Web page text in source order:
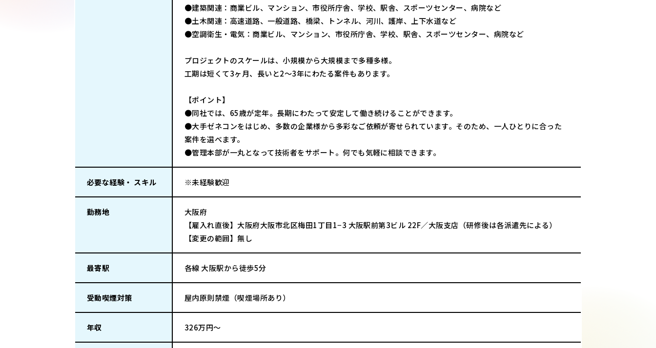
●建築関連：商業ビル、マンション、市役所庁舎、学校、駅舎、スポーツセンター、病院など
●土木関連：高速道路、一般道路、橋梁、トンネル、河川、護岸、上下水道など
●空調衛生・電気：商業ビル、マンション、市役所庁舎、学校、駅舎、スポーツセンター、病院など
プロジェクトのスケールは、小規模から大規模まで多種多様。
工期は短くて3ヶ月、長いと2～3年にわたる案件もあります。
【ポイント】
●同社では、65歳が定年。長期にわたって安定して働き続けることができます。
●大手ゼネコンをはじめ、多数の企業様から多彩なご依頼が寄せられています。そのため、一人ひとりに合った
案件を選べます。
●管理本部が一丸となって技術者をサポート。何でも気軽に相談できます。
必要な経験・ スキル ※未経験歓迎
勤務地
大阪府
【雇入れ直後】大阪府大阪市北区梅田1丁目1−3 大阪駅前第3ビル 22F／大阪支店（研修後は各派遣先による）
【変更の範囲】無し
最寄駅 各線 大阪駅から徒歩5分
受動喫煙対策 屋内原則禁煙（喫煙場所あり）
年収 326万円～